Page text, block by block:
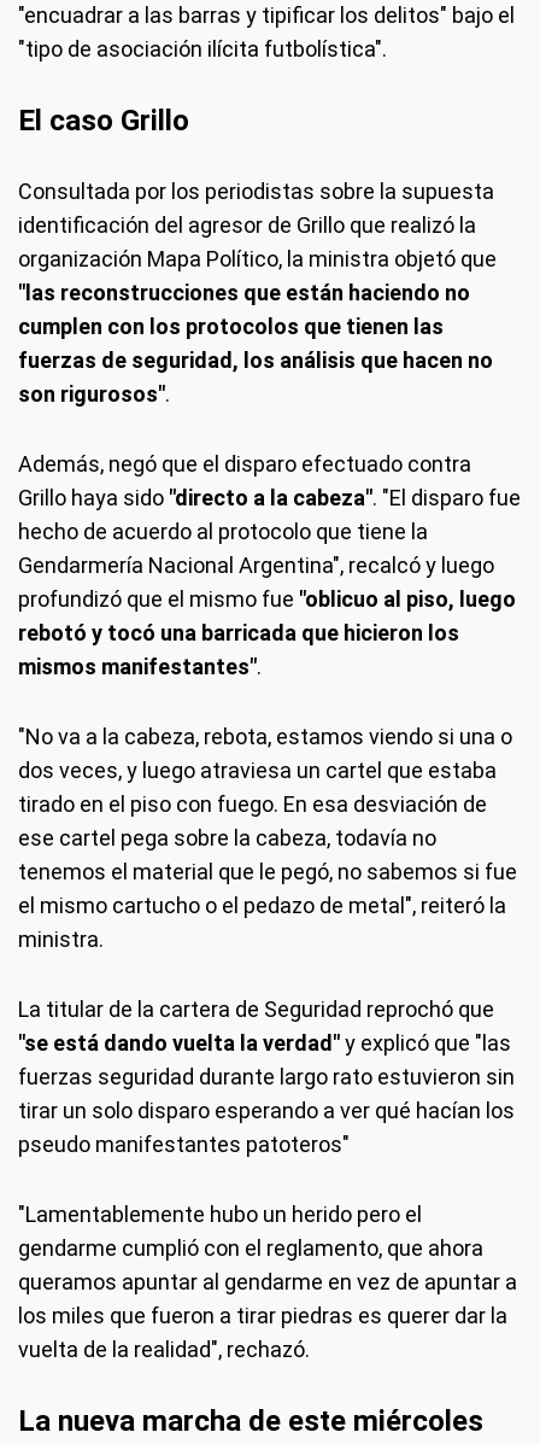
"encuadrar a las barras y tipificar los delitos" bajo el
"tipo de asociación ilícita futbolística".
El caso Grillo
Consultada por los periodistas sobre la supuesta
identificación del agresor de Grillo que realizó la
organización Mapa Político, la ministra objetó que
"las reconstrucciones que están haciendo no
cumplen con los protocolos que tienen las
fuerzas de seguridad, los análisis que hacen no
son rigurosos".
Además, negó que el disparo efectuado contra
Grillo haya sido "directo a la cabeza". "El disparo fue
hecho de acuerdo al protocolo que tiene la
Gendarmería Nacional Argentina", recalcó y luego
profundizó que el mismo fue "oblicuo al piso, luego
rebotó y tocó una barricada que hicieron los
mismos manifestantes".
"No va a la cabeza, rebota, estamos viendo si una o
dos veces, y luego atraviesa un cartel que estaba
tirado en el piso con fuego. En esa desviación de
ese cartel pega sobre la cabeza, todavía no
tenemos el material que le pegó, no sabemos si fue
el mismo cartucho o el pedazo de metal", reiteró la
ministra.
La titular de la cartera de Seguridad reprochó que
"se está dando vuelta la verdad"y explicó que "las
fuerzas seguridad durante largo rato estuvieron sin
tirar un solo disparo esperando a ver qué hacían los
pseudo manifestantes patoteros"
"Lamentablemente hubo un herido pero el
gendarme cumplió con el reglamento, que ahora
queramos apuntar al gendarme en vez de apuntar a
los miles que fueron a tirar piedras es querer dar la
vuelta de la realidad", rechazó.
La nueva marcha de este miércoles